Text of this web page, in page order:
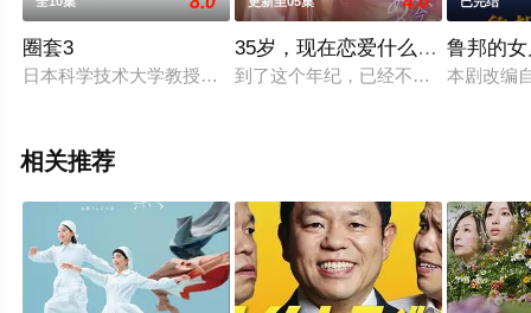
圈套3
日本科学技术大学教授上田次郎（阿部宽饰）是一位物理学家
35岁，现在恋爱什么的也太不现
到了这个年纪，已经不会向男人寻求
鲁邦的
本剧改编
相关推荐